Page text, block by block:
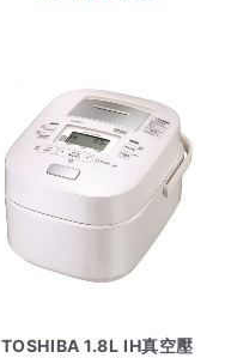
TOSHIBA 1.8L IH真空壓